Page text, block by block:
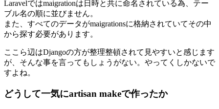
Laravelではmaigrationは日時と共に命名されている為、テー
ブル名の順に並びません。
また、すべてのデータがmaigrationsに格納されていてその中
から探す必要があります。
ここら辺はDjangoの方が整理整頓されて見やすいと感じます
が、そんな事を言ってもしょうがない。やってくしかないで
すよね。
どうして一気にartisan makeで作ったか